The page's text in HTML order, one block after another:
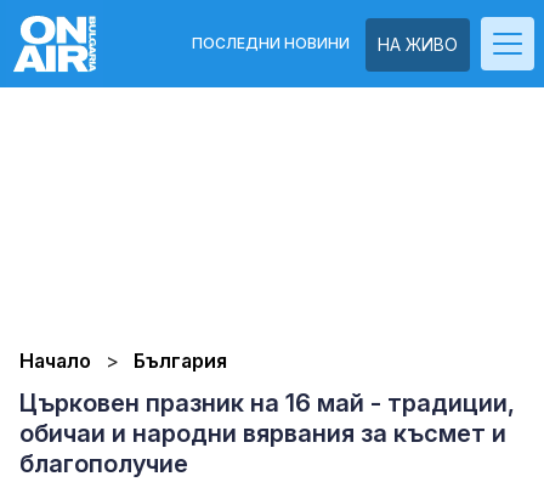
НА ЖИВО
ПОСЛЕДНИ НОВИНИ
Начало България
Църковен празник на 16 май - традиции,
обичаи и народни вярвания за късмет и
благополучие